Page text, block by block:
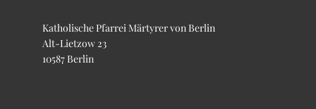
Katholische Pfarrei Märtyrer von Berlin
Alt-Lietzow 23
10587 Berlin